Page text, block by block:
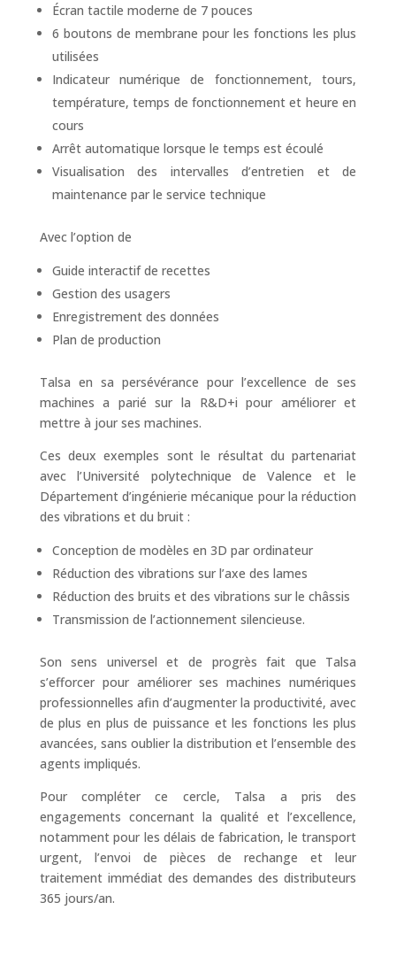
Écran tactile moderne de 7 pouces
6 boutons de membrane pour les fonctions les plus
utilisées
Indicateur numérique de fonctionnement, tours,
température, temps de fonctionnement et heure en
cours
Arrêt automatique lorsque le temps est écoulé
Visualisation des intervalles d’entretien et de
maintenance par le service technique
Avec l’option de
Guide interactif de recettes
Gestion des usagers
Enregistrement des données
Plan de production
Talsa en sa persévérance pour l’excellence de ses
machines a parié sur la R&D+i pour améliorer et
mettre à jour ses machines.
Ces deux exemples sont le résultat du partenariat
avec l’Université polytechnique de Valence et le
Département d’ingénierie mécanique pour la réduction
des vibrations et du bruit :
Conception de modèles en 3D par ordinateur
Réduction des vibrations sur l’axe des lames
Réduction des bruits et des vibrations sur le châssis
Transmission de l’actionnement silencieuse.
Son sens universel et de progrès fait que Talsa
s’efforcer pour améliorer ses machines numériques
professionnelles afin d’augmenter la productivité, avec
de plus en plus de puissance et les fonctions les plus
avancées, sans oublier la distribution et l’ensemble des
agents impliqués.
Pour compléter ce cercle, Talsa a pris des
engagements concernant la qualité et l’excellence,
notamment pour les délais de fabrication, le transport
urgent, l’envoi de pièces de rechange et leur
traitement immédiat des demandes des distributeurs
365 jours/an.